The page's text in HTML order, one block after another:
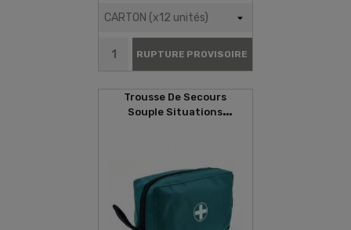
RUPTURE PROVISOIRE
Trousse De Secours
Souple Situations